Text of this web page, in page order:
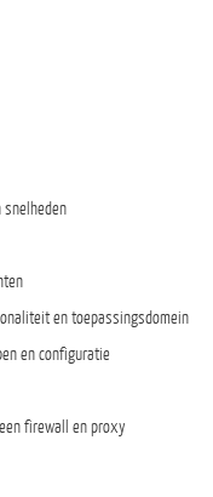
snelheden
en toepassingsdomein
en configuratie
firewall en proxy